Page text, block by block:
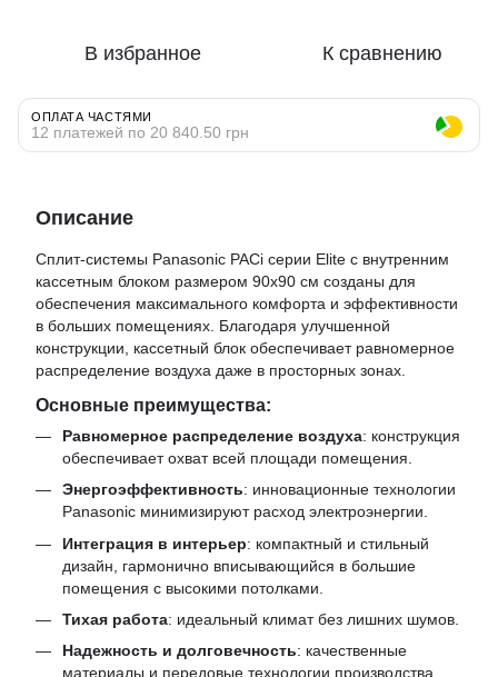
В избранное К сравнению
ОПЛАТА ЧАСТЯМИ
12 платежей по 20 840.50 грн
Описание
Сплит-системы Panasonic PACi серии Elite с внутренним
кассетным блоком размером 90x90 см созданы для
обеспечения максимального комфорта и эффективности
в больших помещениях. Благодаря улучшенной
конструкции, кассетный блок обеспечивает равномерное
распределение воздуха даже в просторных зонах.
Основные преимущества:
Равномерное распределение воздуха: конструкция
обеспечивает охват всей площади помещения.
Энергоэффективность: инновационные технологии
Panasonic минимизируют расход электроэнергии.
Интеграция в интерьер: компактный и стильный
дизайн, гармонично вписывающийся в большие
помещения с высокими потолками.
Тихая работа: идеальный климат без лишних шумов.
Надежность и долговечность: качественные
материалы и передовые технологии производства.